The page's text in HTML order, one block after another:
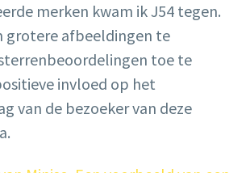
merken kwam ik J54 tegen.
grotere afbeeldingen te
toe te
invloed op het
van de bezoeker van deze